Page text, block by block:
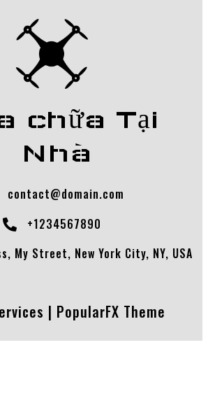
chữa Tại
Nhà
contact@domain.com
+1234567890
My Street, New York City, NY, USA
| PopularFX Theme